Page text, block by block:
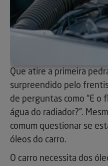
Que atire a primeira
surpreendido pelo
de perguntas como “E o
água do radiador?”.
comum questionar se
óleos do carro.
O carro necessita dos